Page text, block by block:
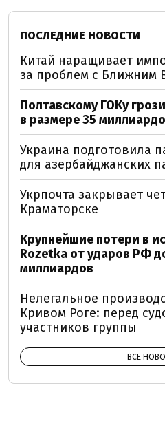
ПОСЛЕДНИЕ НОВОСТИ
Китай наращивает
за проблем с Ближним
Полтавскому ГОКу
в размере 35
Украина подготовила
для азербайджанских
Укрпочта закрывает
Краматорске
Крупнейшие потери в
Rozetka от ударов РФ
миллиардов
Нелегальное
Кривом Роге: перед
участников группы
ВСЕ